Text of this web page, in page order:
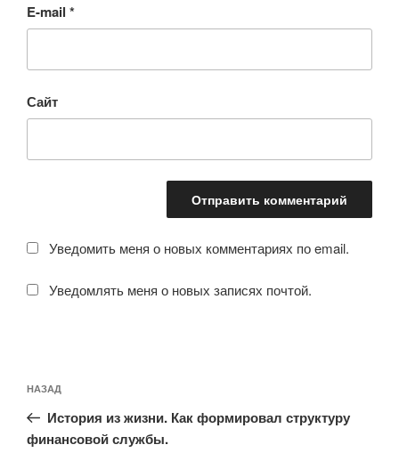
E-mail *
Сайт
Уведомить меня о новых комментариях по email.
Уведомлять меня о новых записях почтой.
по
записям
Предыдущая
запись:
НАЗАД
История из жизни. Как формировал структуру
финансовой службы.